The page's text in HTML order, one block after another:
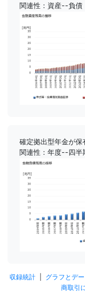
関連性：資産--負債
確定拠出型年金が保
関連性：年度--四半
収録統計| グラフとデ
商取引